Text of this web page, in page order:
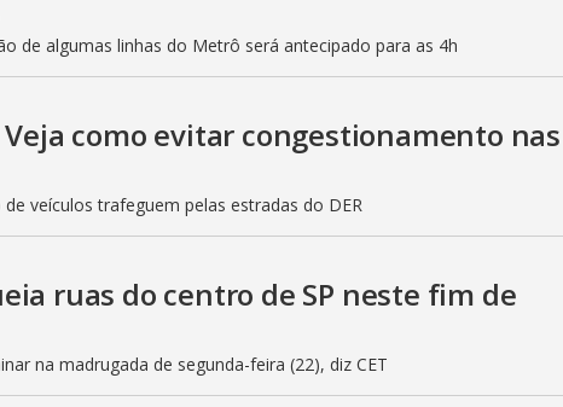
de algumas linhas do Metrô será antecipado para as 4h
como evitar congestionamento nas
veículos trafeguem pelas estradas do DER
ruas do centro de SP neste fim de
na madrugada de segunda-feira (22), diz CET